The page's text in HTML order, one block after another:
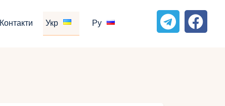
Контакти Укр Ру